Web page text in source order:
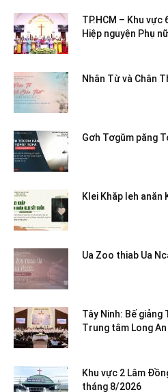
TP.HCM – Khu
Hiệp nguyện Phụ nữ
Nhân Từ và Chân
Gơh Tơgŭm păng
Klei Khăp leh
Ua Zoo thiab Ua
Tây Ninh: Bế giảng
Trung tâm Long An
Khu vực 2 Lâm
tháng 8/2026